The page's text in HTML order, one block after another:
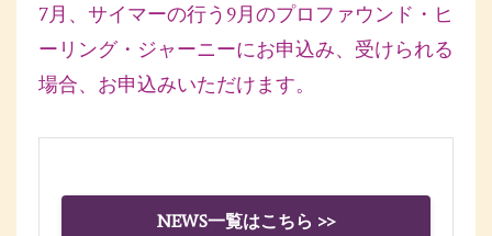
7月、サイマーの行う9月のプロファウンド・ヒ
ーリング・ジャーニーにお申込み、受けられる
場合、お申込みいただけます。
NEWS一覧はこちら >>